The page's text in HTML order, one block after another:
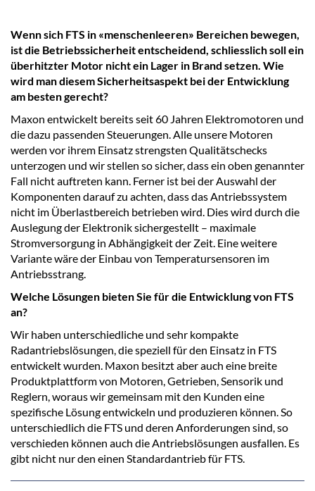
Wenn sich FTS in «menschenleeren» Bereichen bewegen,
ist die Betriebssicherheit entscheidend, schliesslich soll ein
überhitzter Motor nicht ein Lager in Brand setzen. Wie
wird man diesem Sicherheitsaspekt bei der Entwicklung
am besten gerecht?
Maxon entwickelt bereits seit 60 Jahren Elektromotoren und
die dazu passenden Steuerungen. Alle unsere Motoren
werden vor ihrem Einsatz strengsten Qualitätschecks
unterzogen und wir stellen so sicher, dass ein oben genannter
Fall nicht auftreten kann. Ferner ist bei der Auswahl der
Komponenten darauf zu achten, dass das Antriebssystem
nicht im Überlastbereich betrieben wird. Dies wird durch die
Auslegung der Elektronik sichergestellt – maximale
Stromversorgung in Abhängigkeit der Zeit. Eine weitere
Variante wäre der Einbau von Temperatursensoren im
Antriebsstrang.
Welche Lösungen bieten Sie für die Entwicklung von FTS
an?
Wir haben unterschiedliche und sehr kompakte
Radantriebslösungen, die speziell für den Einsatz in FTS
entwickelt wurden. Maxon besitzt aber auch eine breite
Produktplattform von Motoren, Getrieben, Sensorik und
Reglern, woraus wir gemeinsam mit den Kunden eine
spezifische Lösung entwickeln und produzieren können. So
unterschiedlich die FTS und deren Anforderungen sind, so
verschieden können auch die Antriebslösungen ausfallen. Es
gibt nicht nur den einen Standardantrieb für FTS.